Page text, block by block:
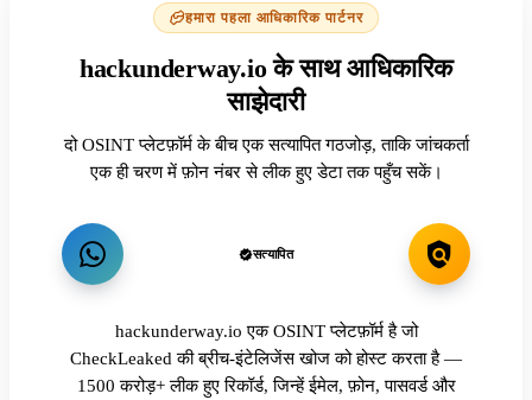
हमारा पहला आधिकारिक पार्टनर
hackunderway.io के साथ आधिकारिक
साझेदारी
दो OSINT प्लेटफ़ॉर्म के बीच एक सत्यापित गठजोड़, ताकि जांचकर्ता
एक ही चरण में फ़ोन नंबर से लीक हुए डेटा तक पहुँच सकें।
सत्यापित
hackunderway.io एक OSINT प्लेटफ़ॉर्म है जो
CheckLeaked की ब्रीच-इंटेलिजेंस खोज को होस्ट करता है —
1500 करोड़+ लीक हुए रिकॉर्ड, जिन्हें ईमेल, फ़ोन, पासवर्ड और